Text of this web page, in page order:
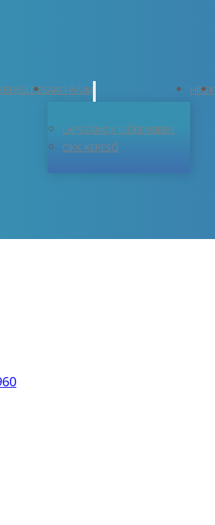
ARCHÍVUM
LAPSZÁMOK IDŐRENDBEN
CIKK-KERESŐ
HÍREK